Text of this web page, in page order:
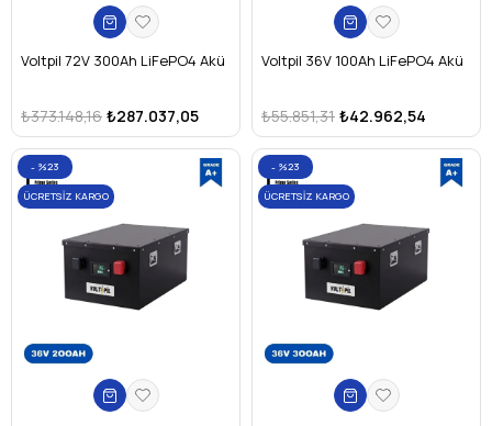
Voltpil 72V 300Ah LiFePO4 Akü
₺287.037,05
₺373.148,16
Voltpil 36V 100Ah LiFePO4 Akü
₺42.962,54
₺55.851,31
%23
ÜCRETSIZ KARGO
%23
ÜCRETSIZ KARGO